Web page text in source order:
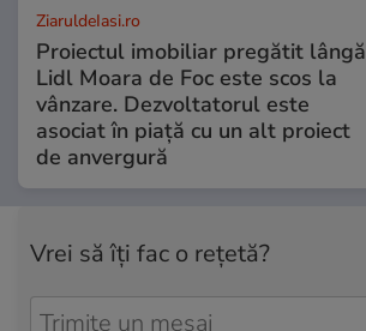
ZiaruldeIasi.ro
Proiectul imobiliar pregătit lângă
Lidl Moara de Foc este scos la
vânzare. Dezvoltatorul este
asociat în piață cu un alt proiect
de anvergură
Vrei să îți fac o rețetă?